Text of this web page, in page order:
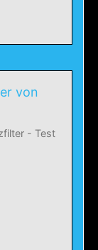
von
- Test